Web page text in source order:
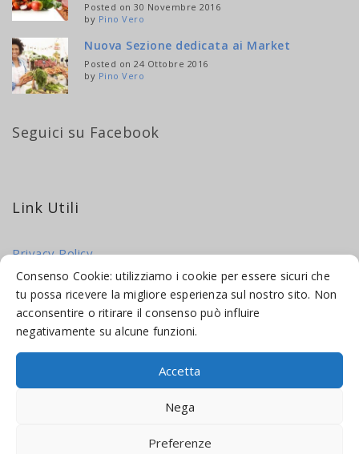
Consenso Cookie: utilizziamo i cookie per essere sicuri che
tu possa ricevere la migliore esperienza sul nostro sito. Non
acconsentire o ritirare il consenso può influire
negativamente su alcune funzioni.
Accetta
Nega
Preferenze
Posted on 30 Novembre 2016
by Pino Vero
Nuova Sezione dedicata ai Market
Posted on 24 Ottobre 2016
by Pino Vero
Seguici su Facebook
Link Utili
Privacy Policy
Cookie Policy
MADE WEB SOLUTIONS